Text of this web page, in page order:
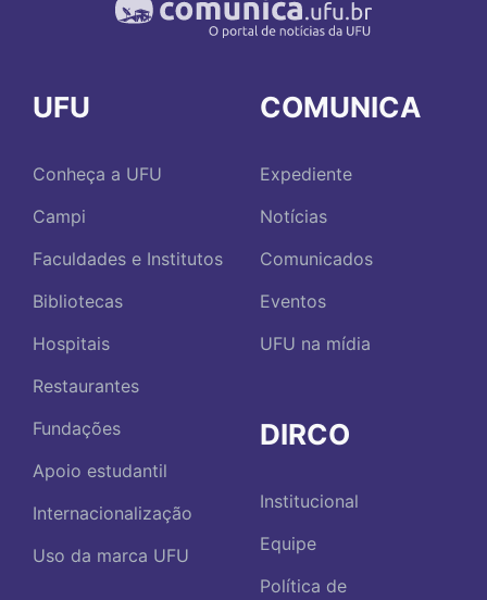
UFU
Conheça a UFU
Campi
Faculdades e Institutos
Bibliotecas
Hospitais
Restaurantes
Fundações
Apoio estudantil
Internacionalização
Uso da marca UFU
COMUNICA
Expediente
Notícias
Comunicados
Eventos
UFU na mídia
DIRCO
Institucional
Equipe
Política de